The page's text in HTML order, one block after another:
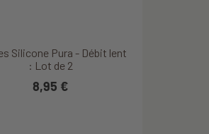
Silicone Pura - Débit lent
: Lot de 2
8,95 €